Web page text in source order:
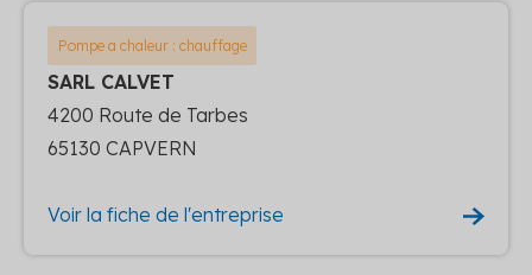
Pompe a chaleur : chauffage
SARL CALVET
4200 Route de Tarbes
65130 CAPVERN
Voir la fiche de l'entreprise